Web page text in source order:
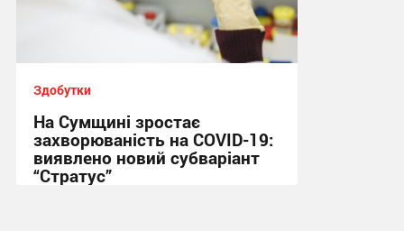
Здобутки
На Сумщині зростає
захворюваність на COVID-19:
виявлено новий субваріант
“Стратус”